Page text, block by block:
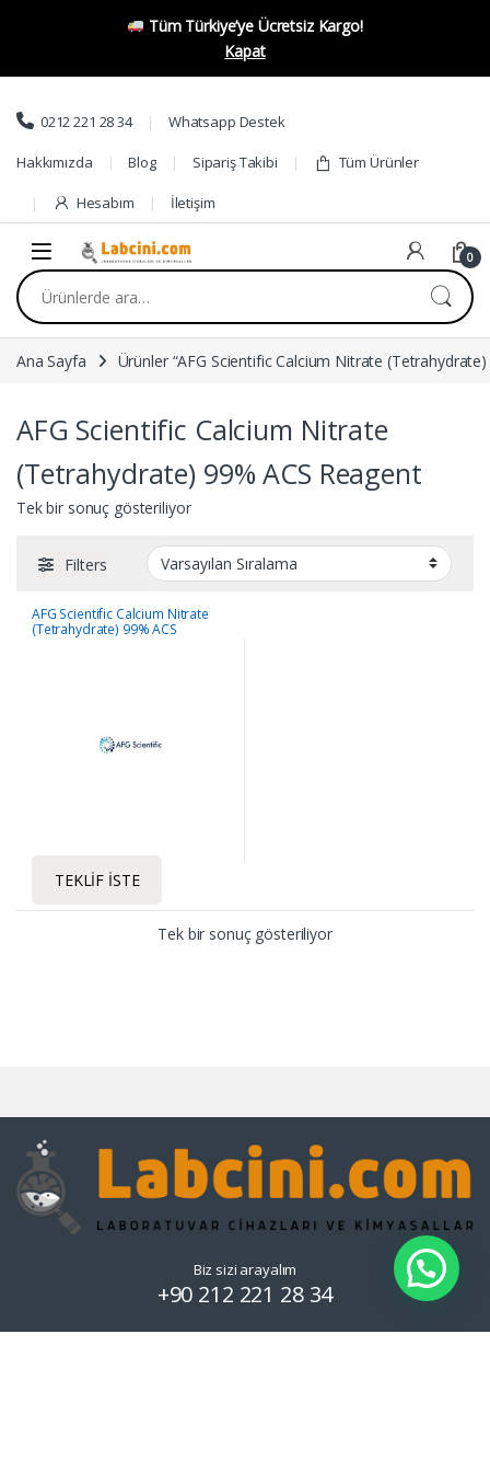
Tüm Türkiye’ye Ücretsiz Kargo!
Kapat
Skip to navigation
Skip to content
0212 221 28 34 Whatsapp Destek
Hakkımızda Blog Sipariş Takibi Tüm Ürünler
Hesabım İletişim
0
Ara:
Ana Sayfa Ürünler “AFG Scientific Calcium Nitrate
AFG Scientific Calcium Nitrate
(Tetrahydrate) 99% ACS Reagent
Tek bir sonuç gösteriliyor
Filters
AFG Scientific Calcium Nitrate
(Tetrahydrate) 99% ACS
TEKLIF İSTE
Tek bir sonuç gösteriliyor
Biz sizi arayalım
+90 212 221 28 34